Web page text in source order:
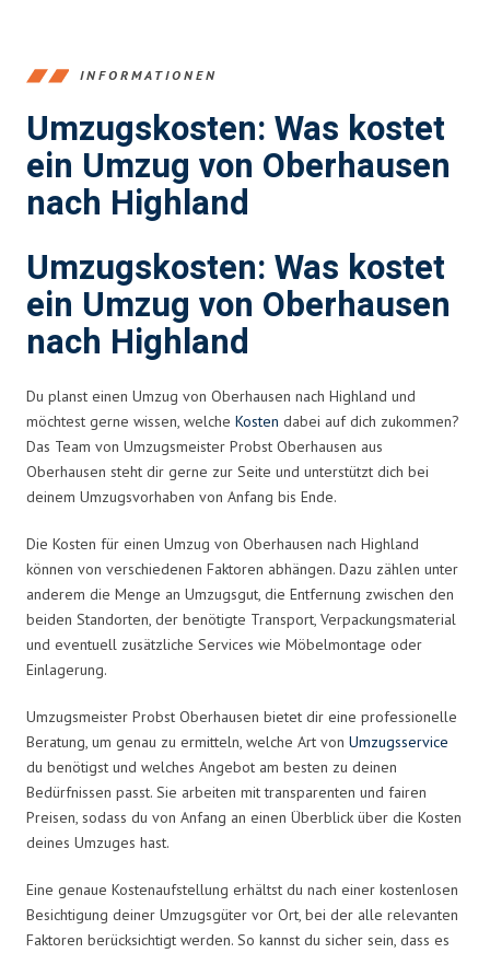
INFORMATIONEN
Umzugskosten: Was kostet
ein Umzug von Oberhausen
nach Highland
Umzugskosten: Was kostet
ein Umzug von Oberhausen
nach Highland
Du planst einen Umzug von Oberhausen nach Highland und
möchtest gerne wissen, welche Kosten dabei auf dich zukommen?
Das Team von Umzugsmeister Probst Oberhausen aus
Oberhausen steht dir gerne zur Seite und unterstützt dich bei
deinem Umzugsvorhaben von Anfang bis Ende.
Die Kosten für einen Umzug von Oberhausen nach Highland
können von verschiedenen Faktoren abhängen. Dazu zählen unter
anderem die Menge an Umzugsgut, die Entfernung zwischen den
beiden Standorten, der benötigte Transport, Verpackungsmaterial
und eventuell zusätzliche Services wie Möbelmontage oder
Einlagerung.
Umzugsmeister Probst Oberhausen bietet dir eine professionelle
Beratung, um genau zu ermitteln, welche Art von Umzugsservice
du benötigst und welches Angebot am besten zu deinen
Bedürfnissen passt. Sie arbeiten mit transparenten und fairen
Preisen, sodass du von Anfang an einen Überblick über die Kosten
deines Umzuges hast.
Eine genaue Kostenaufstellung erhältst du nach einer kostenlosen
Besichtigung deiner Umzugsgüter vor Ort, bei der alle relevanten
Faktoren berücksichtigt werden. So kannst du sicher sein, dass es